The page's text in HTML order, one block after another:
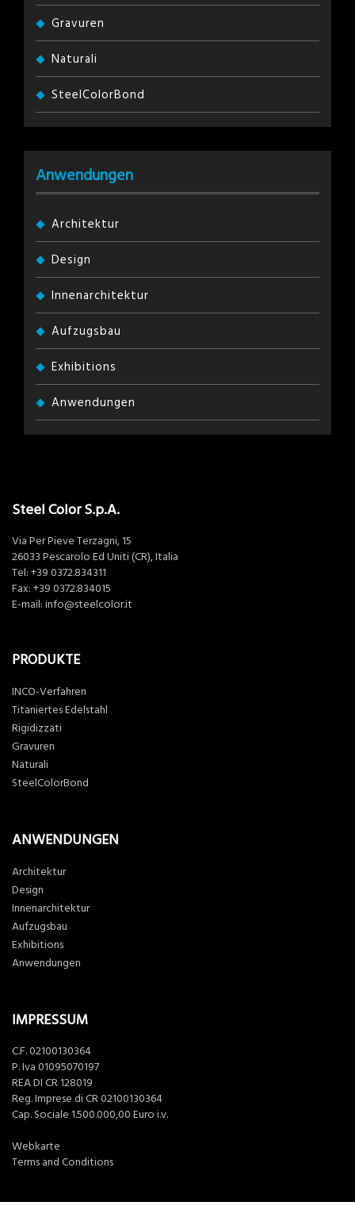
Gravuren
Naturali
SteelColorBond
Anwendungen
Architektur
Design
Innenarchitektur
Aufzugsbau
Exhibitions
Anwendungen
Steel Color S.p.A.
Via Per Pieve Terzagni, 15
26033 Pescarolo Ed Uniti (CR), Italia
Tel: +39 0372.834311
Fax: +39 0372.834015
E-mail: info@steelcolor.it
PRODUKTE
INCO-Verfahren
Titaniertes Edelstahl
Rigidizzati
Gravuren
Naturali
SteelColorBond
ANWENDUNGEN
Architektur
Design
Innenarchitektur
Aufzugsbau
Exhibitions
Anwendungen
IMPRESSUM
C.F. 02100130364
P. Iva 01095070197
REA DI CR 128019
Reg. Imprese di CR 02100130364
Cap. Sociale 1.500.000,00 Euro i.v.
Webkarte
Terms and Conditions